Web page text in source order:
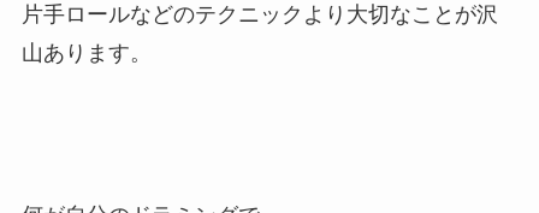
片手ロールなどのテクニックより大切なことが沢
山あります。